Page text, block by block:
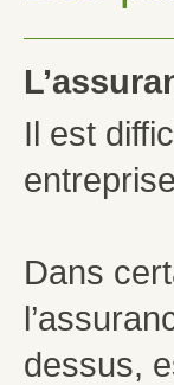
Il est
Dans
dessus,